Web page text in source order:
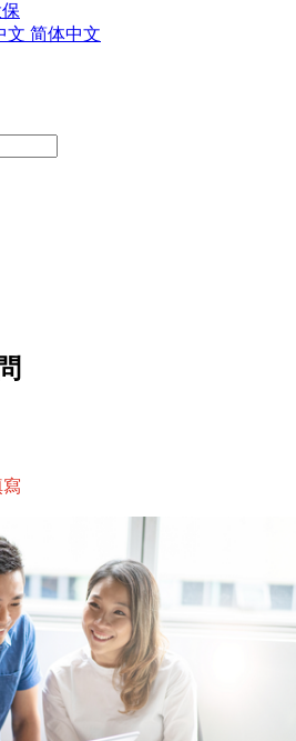
文 简体中文